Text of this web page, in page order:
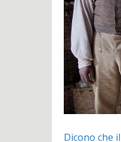
Dicono che il